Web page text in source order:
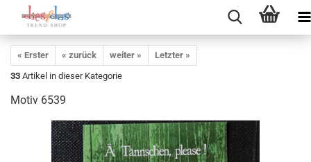
« Erster « zurück weiter »
Letzter »
33 Artikel in dieser Kategorie
Motiv 6539